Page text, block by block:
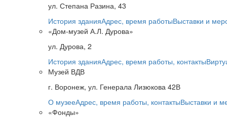
ул. Степана Разина, 43
История зданияАдрес, время работыВыставки и
«Дом-музей А.Л. Дурова»
ул. Дурова, 2
История зданияАдрес, время работы, контакты
Музей ВДВ
г. Воронеж, ул. Генерала Лизюкова 42В
О музееАдрес, время работы, контактыВыставки и
«Фонды»